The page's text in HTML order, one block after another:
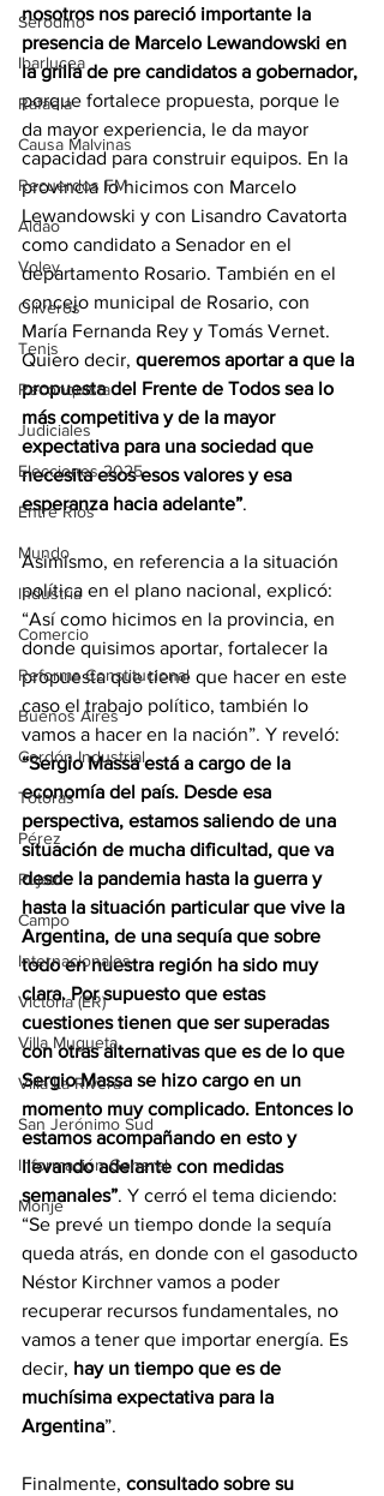
Serodino
Ibarlucea
Rafaela
Causa Malvinas
Recuerdos FM
Aldao
Voley
Oliveros
Tenis
Reconquista
Judiciales
Elecciones 2025
Entre Ríos
Mundo
Industria
Comercio
Reforma Constitucional
Buenos Aires
Cordón Industrial
Totoras
Pérez
Pujato
Campo
Internacionales
Victoria (ER)
Villa Mugueta
Villa La Rivera
San Jerónimo Sud
Información General
Monje
nosotros nos pareció importante la
presencia de Marcelo Lewandowski en
la grilla de pre candidatos a gobernador,
porque fortalece propuesta, porque le
da mayor experiencia, le da mayor
capacidad para construir equipos. En la
provincia lo hicimos con Marcelo
Lewandowski y con Lisandro Cavatorta
como candidato a Senador en el
departamento Rosario. También en el
concejo municipal de Rosario, con
María Fernanda Rey y Tomás Vernet.
Quiero decir, queremos aportar a que la
propuesta del Frente de Todos sea lo
más competitiva y de la mayor
expectativa para una sociedad que
necesita esos esos valores y esa
esperanza hacia adelante”.
Asimismo, en referencia a la situación
política en el plano nacional, explicó:
“Así como hicimos en la provincia, en
donde quisimos aportar, fortalecer la
propuesta que tiene que hacer en este
caso el trabajo político, también lo
vamos a hacer en la nación”. Y reveló:
“Sergio Massa está a cargo de la
economía del país. Desde esa
perspectiva, estamos saliendo de una
situación de mucha dificultad, que va
desde la pandemia hasta la guerra y
hasta la situación particular que vive la
Argentina, de una sequía que sobre
todo en nuestra región ha sido muy
clara. Por supuesto que estas
cuestiones tienen que ser superadas
con otras alternativas que es de lo que
Sergio Massa se hizo cargo en un
momento muy complicado. Entonces lo
estamos acompañando en esto y
llevando adelante con medidas
semanales”. Y cerró el tema diciendo:
“Se prevé un tiempo donde la sequía
queda atrás, en donde con el gasoducto
Néstor Kirchner vamos a poder
recuperar recursos fundamentales, no
vamos a tener que importar energía. Es
decir, hay un tiempo que es de
muchísima expectativa para la
Argentina”.
Finalmente, consultado sobre su